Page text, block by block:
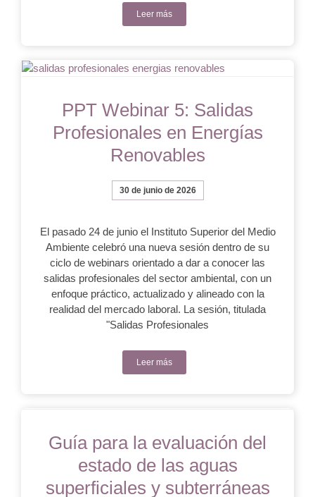
Leer más
PPT Webinar 5: Salidas
Profesionales en Energías
Renovables
30 de junio de 2026
El pasado 24 de junio el Instituto Superior del Medio
Ambiente celebró una nueva sesión dentro de su
ciclo de webinars orientado a dar a conocer las
salidas profesionales del sector ambiental, con un
enfoque práctico, actualizado y alineado con la
realidad del mercado laboral. La sesión, titulada
"Salidas Profesionales
Leer más
Guía para la evaluación del
estado de las aguas
superficiales y subterráneas